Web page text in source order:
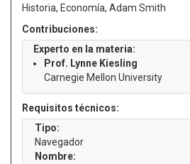
Historia, Economía, Adam Smith
Contribuciones:
Experto en la materia:
Prof. Lynne Kiesling
Carnegie Mellon University
Requisitos técnicos:
Tipo:
Navegador
Nombre: